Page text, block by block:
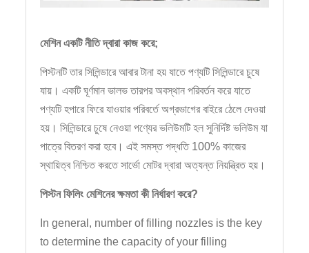
মেশিন একটি নীতি দ্বারা কাজ করে;
পিস্টনটি তার সিলিন্ডারে আবার টানা হয় যাতে পণ্যটি সিলিন্ডারে চুষে
যায়। একটি ঘূর্ণমান ভালভ তারপর অবস্থান পরিবর্তন করে যাতে
পণ্যটি হপারে ফিরে যাওয়ার পরিবর্তে অগ্রভাগের বাইরে ঠেলে দেওয়া
হয়। সিলিন্ডারে চুষে নেওয়া পণ্যের ভলিউমটি হল সুনির্দিষ্ট ভলিউম যা
পাত্রে বিতরণ করা হবে। এই সমস্ত পদ্ধতি 100% কাজের
স্থায়িত্ব নিশ্চিত করতে সার্ভো মোটর দ্বারা অত্যন্ত নিয়ন্ত্রিত হয়।
পিস্টন ফিলিং মেশিনের ক্ষমতা কী নির্ধারণ করে?
In general, number of filling nozzles is the key
to determine the capacity of your filling